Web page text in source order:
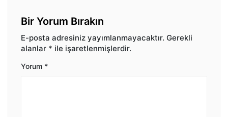
Bir Yorum Bırakın
E-posta adresiniz yayımlanmayacaktır. Gerekli
alanlar * ile işaretlenmişlerdir.
Yorum *